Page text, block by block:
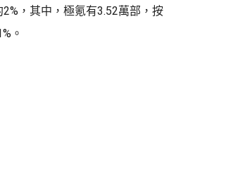
，其中，極氪有3.52萬部，按
。